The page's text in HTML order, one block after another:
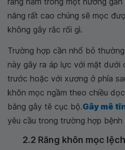
năng rất cao chúng sẽ mọc
không gây rắc rối gì.
Trường hợp cần nhổ bỏ
này gây ra áp lực với mặt dưới
trước hoặc với xương ở phía
khôn mọc ngầm theo chiều
bằng gây tê cục bộ.Gây mê
yêu cầu trong trường hợp
2.2 Răng khôn mọc